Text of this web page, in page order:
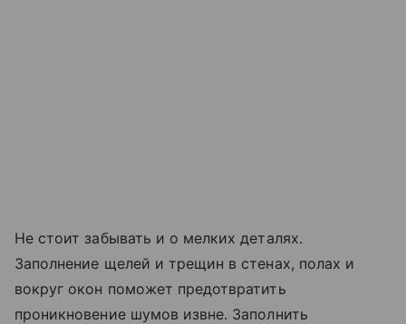
Не стоит забывать и о мелких деталях.
Заполнение щелей и трещин в стенах, полах и
вокруг окон поможет предотвратить
проникновение шумов извне. Заполнить